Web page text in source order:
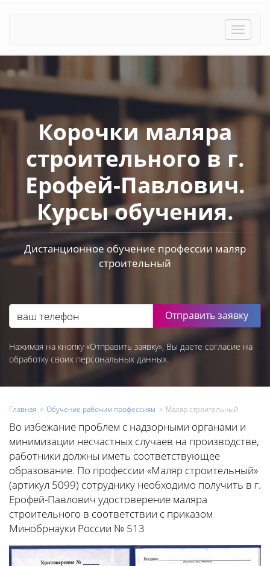
Toggle
Корочки маляра
строительного в г.
Ерофей-Павлович.
Курсы обучения.
Дистанционное обучение профессии маляр
строительный
Отправить заявку
Нажимая на кнопку «Отправить заявку», Вы даете согласие на
обработку своих персональных данных.
Главная Обучение рабочим профессиям Маляр строительный
Во избежание проблем с надзорными органами и
минимизации несчастных случаев на производстве,
работники должны иметь соответствующее
образование. По профессии «Маляр строительный»
(артикул 5099) сотруднику необходимо получить в г.
Ерофей-Павлович удостоверение маляра
строительного в соответствии с приказом
Минобрнауки России № 513